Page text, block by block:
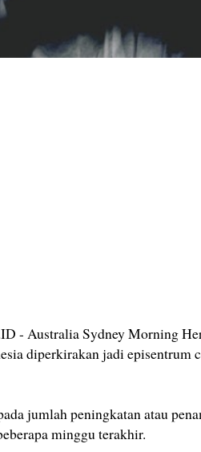
- Australia Sydney Morning
diperkirakan jadi episentrum
jumlah peningkatan atau
minggu terakhir.